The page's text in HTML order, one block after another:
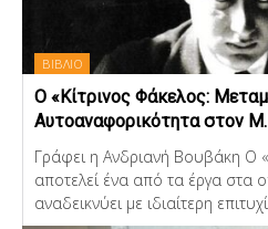
ΒΙΒΛΙΟ
Ο «Κίτρινος Φάκελος:
Αυτοαναφορικότητα στον
Γράφει η Ανδριανή Βουβάκη Ο «Κίτρινος Φάκελος»
αποτελεί ένα από τα έργα στα
αναδεικνύει με ιδιαίτερη